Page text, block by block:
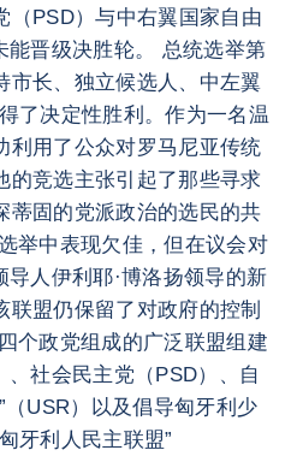
（PSD）与中右翼国家自由
能晋级决胜轮。 总统选举第
市长、独立候选人、中左翼
了决定性胜利。作为一名温
利用了公众对罗马尼亚传统
的竞选主张引起了那些寻求
蒂固的党派政治的选民的共
举中表现欠佳，但在议会对
人伊利耶·博洛扬领导的新
联盟仍保留了对政府的控制
个政党组成的广泛联盟组建
社会民主党（PSD）、自
（USR）以及倡导匈牙利少
牙利人民主联盟”